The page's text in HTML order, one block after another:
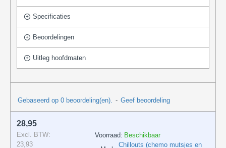
Specificaties
Beoordelingen
Uitleg hoofdmaten
Gebaseerd op 0 beoordeling(en). - Geef beoordeling
28,95
Excl. BTW:
23,93
Voorraad: Beschikbaar
Chillouts (chemo mutsjes en